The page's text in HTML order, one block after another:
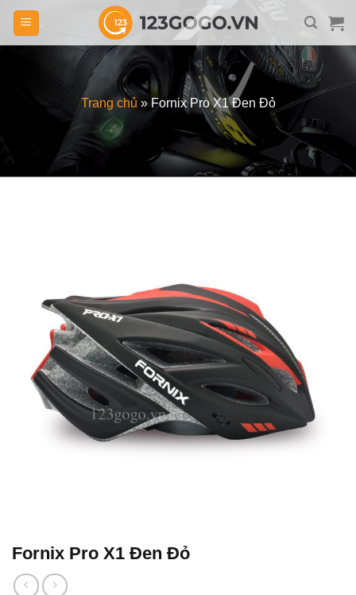
Skip
content
Trang chủ » Fornix Pro X1 Đen Đỏ
Fornix Pro X1 Đen Đỏ